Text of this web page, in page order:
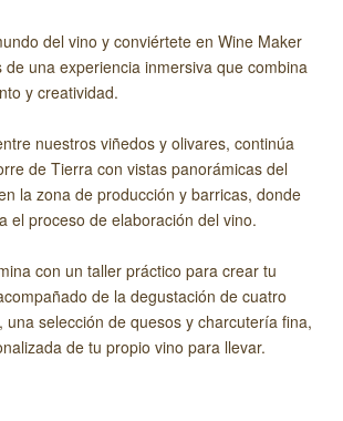
del vino y conviértete en Wine Maker
una experiencia inmersiva que combina
y creatividad.
nuestros viñedos y olivares, continúa
de Tierra con vistas panorámicas del
la zona de producción y barricas, donde
el proceso de elaboración del vino.
con un taller práctico para crear tu
de la degustación de cuatro
una selección de quesos y charcutería fina,
de tu propio vino para llevar.